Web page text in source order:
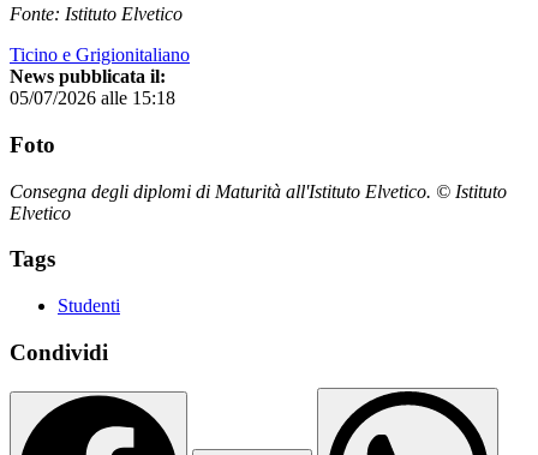
Fonte: Istituto Elvetico
Ticino e Grigionitaliano
News pubblicata il:
05/07/2026 alle 15:18
Foto
Consegna degli diplomi di Maturità all'Istituto Elvetico. © Istituto
Elvetico
Tags
Studenti
Condividi